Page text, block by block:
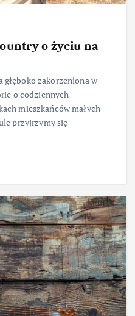
o życiu na
głęboko zakorzeniona w
o codziennych
mieszkańców małych
przyjrzymy się